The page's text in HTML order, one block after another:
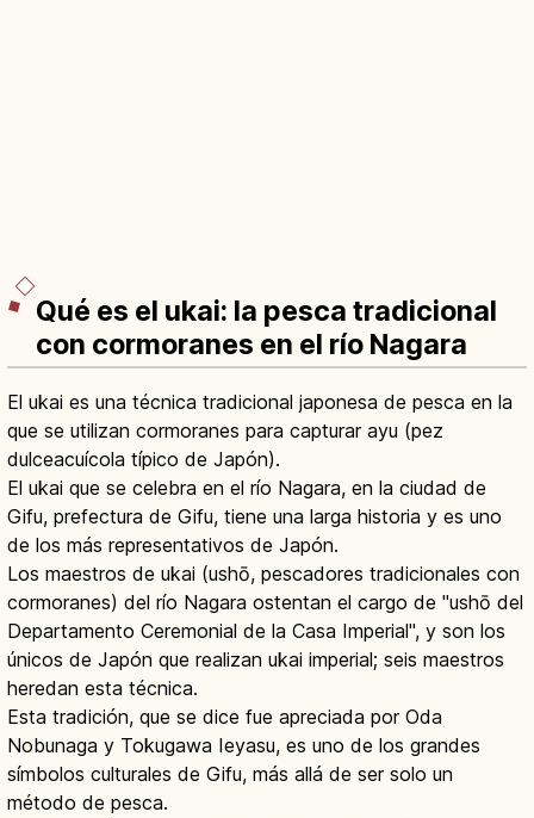
Qué es el ukai: la pesca tradicional
con cormoranes en el río Nagara
El ukai es una técnica tradicional japonesa de pesca en la
que se utilizan cormoranes para capturar ayu (pez
dulceacuícola típico de Japón).
El ukai que se celebra en el río Nagara, en la ciudad de
Gifu, prefectura de Gifu, tiene una larga historia y es uno
de los más representativos de Japón.
Los maestros de ukai (ushō, pescadores tradicionales con
cormoranes) del río Nagara ostentan el cargo de "ushō del
Departamento Ceremonial de la Casa Imperial", y son los
únicos de Japón que realizan ukai imperial; seis maestros
heredan esta técnica.
Esta tradición, que se dice fue apreciada por Oda
Nobunaga y Tokugawa Ieyasu, es uno de los grandes
símbolos culturales de Gifu, más allá de ser solo un
método de pesca.